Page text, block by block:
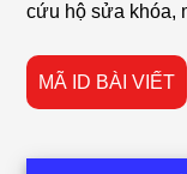
cứu hộ sửa khóa,
MÃ ID BÀI VIẾT